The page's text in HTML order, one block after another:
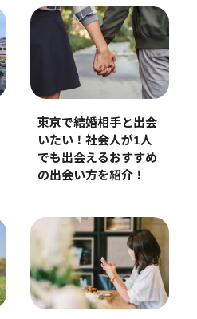
東京で結婚相手と出会
いたい！社会人が1人
でも出会えるおすすめ
の出会い方を紹介！